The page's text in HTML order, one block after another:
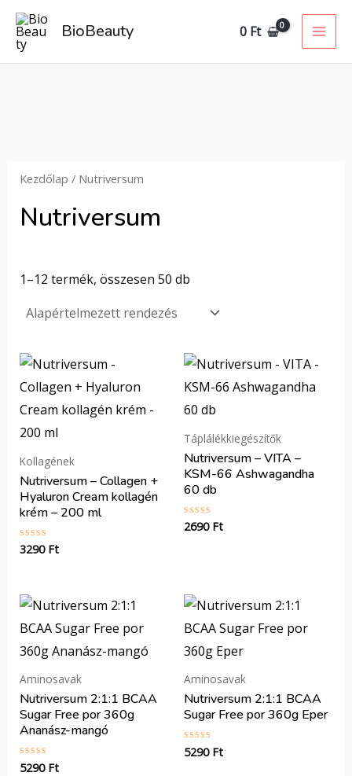
Skip
content
BioBeauty 0 Ft
Kezdőlap / Nutriversum
Nutriversum
1–12 termék, összesen 50 db
Kollagének
Nutriversum – Collagen +
Hyaluron Cream kollagén
krém – 200 ml
Értékelés:
3290 Ft
Táplálékkiegészítők
Nutriversum – VITA –
KSM-66 Ashwagandha
60 db
Értékelés:
2690 Ft
Aminosavak
Nutriversum 2:1:1 BCAA
Sugar Free por 360g
Ananász-mangó
Értékelés:
5290 Ft
Aminosavak
Nutriversum 2:1:1 BCAA
Sugar Free por 360g Eper
Értékelés:
5290 Ft